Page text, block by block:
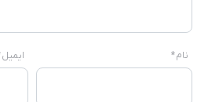
نام* ایمیل